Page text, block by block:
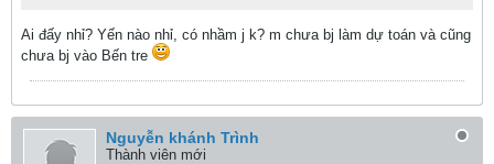
Ai đấy nhỉ? Yến nào nhỉ, có nhầm j k? m chưa bj làm dự toán và cũng
chưa bj vào Bến tre
Nguyễn khánh Trình
Thành viên mới